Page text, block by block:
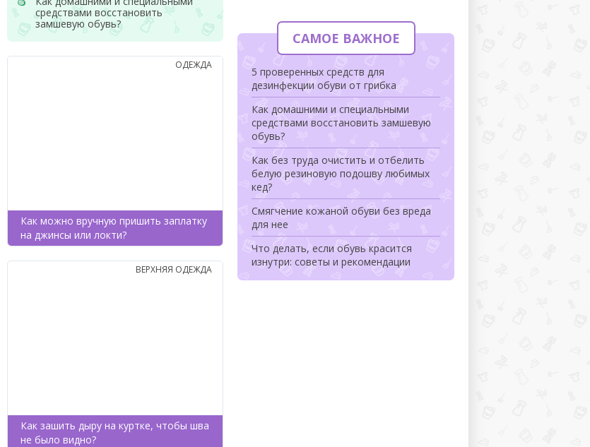
средствами восстановить
замшевую обувь?
Как можно вручную пришить заплатку
на джинсы или локти?
ОДЕЖДА
Как зашить дыру на куртке, чтобы шва
не было видно?
ВЕРХНЯЯ ОДЕЖДА
САМОЕ ВАЖНОЕ
5 проверенных средств для
дезинфекции обуви от грибка
Как домашними и специальными
средствами восстановить замшевую
обувь?
Как без труда очистить и отбелить
белую резиновую подошву любимых
кед?
Смягчение кожаной обуви без вреда
для нее
Что делать, если обувь красится
изнутри: советы и рекомендации